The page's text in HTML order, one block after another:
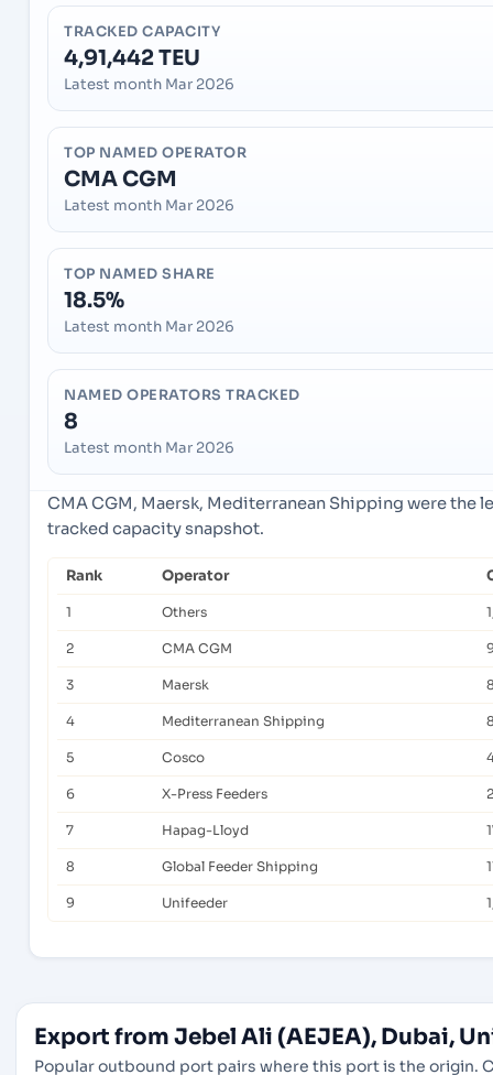
TRACKED CAPACITY
4,91,442 TEU
Latest month Mar 2026
TOP NAMED OPERATOR
CMA CGM
Latest month Mar 2026
TOP NAMED SHARE
18.5%
Latest month Mar 2026
NAMED OPERATORS TRACKED
8
Latest month Mar 2026
CMA CGM, Maersk, Mediterranean Shipping were the
tracked capacity snapshot.
Rank Operator
1 Others
2 CMA CGM
3 Maersk
4 Mediterranean Shipping
5 Cosco
6 X-Press Feeders
7 Hapag-Lloyd
8 Global Feeder Shipping
9 Unifeeder
Export from Jebel Ali (AEJEA), Dubai,
Popular outbound port pairs where this port is the origin.